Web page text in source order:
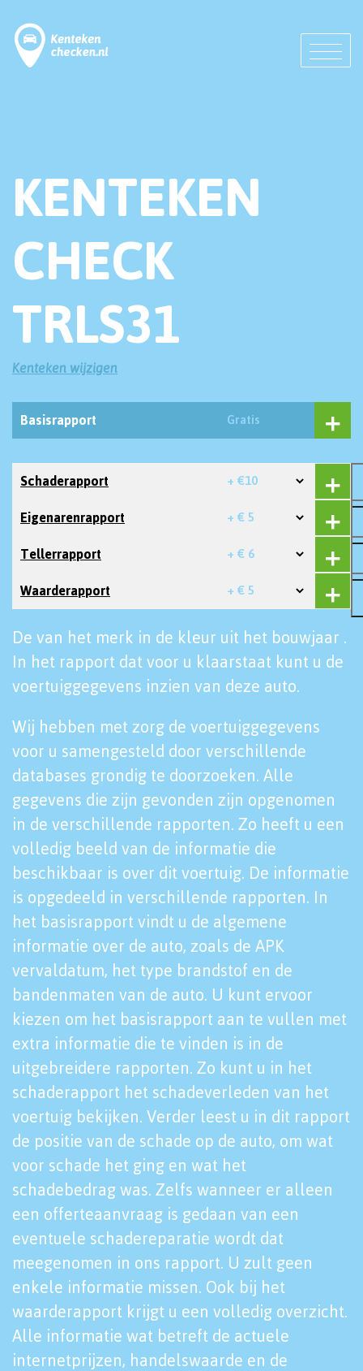
KENTEKEN
CHECK
TRLS31
Kenteken wijzigen
Basisrapport Gratis
Schaderapport + €10
Eigenarenrapport + € 5
Tellerrapport + € 6
Waarderapport + € 5
De van het merk in de kleur uit het bouwjaar .
In het rapport dat voor u klaarstaat kunt u de
voertuiggegevens inzien van deze auto.
Wij hebben met zorg de voertuiggegevens
voor u samengesteld door verschillende
databases grondig te doorzoeken. Alle
gegevens die zijn gevonden zijn opgenomen
in de verschillende rapporten. Zo heeft u een
volledig beeld van de informatie die
beschikbaar is over dit voertuig. De informatie
is opgedeeld in verschillende rapporten. In
het basisrapport vindt u de algemene
informatie over de auto, zoals de APK
vervaldatum, het type brandstof en de
bandenmaten van de auto. U kunt ervoor
kiezen om het basisrapport aan te vullen met
extra informatie die te vinden is in de
uitgebreidere rapporten. Zo kunt u in het
schaderapport het schadeverleden van het
voertuig bekijken. Verder leest u in dit rapport
de positie van de schade op de auto, om wat
voor schade het ging en wat het
schadebedrag was. Zelfs wanneer er alleen
een offerteaanvraag is gedaan van een
eventuele schadereparatie wordt dat
meegenomen in ons rapport. U zult geen
enkele informatie missen. Ook bij het
waarderapport krijgt u een volledig overzicht.
Alle informatie wat betreft de actuele
internetprijzen, handelswaarde en de